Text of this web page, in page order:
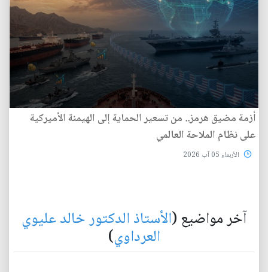
أزمة مضيق هرمز.. من تسعير الحماية إلى الهيمنة الأميركية
على نظام الملاحة العالمي
الأربعاء 05 آب 2026
آخر مواضيع (الأستاذ الدكتور خالد عليوي
العرداوي)